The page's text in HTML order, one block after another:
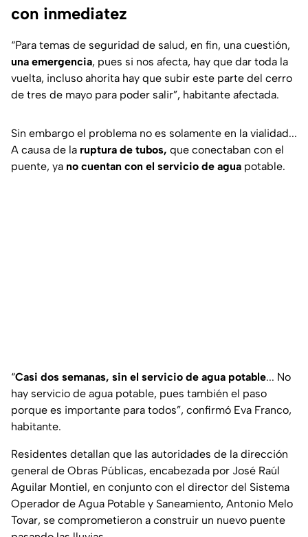
con inmediatez
“Para temas de seguridad de salud, en fin, una cuestión,
una emergencia, pues si nos afecta, hay que dar toda la
vuelta, incluso ahorita hay que subir este parte del cerro
de tres de mayo para poder salir”, habitante afectada.
Sin embargo el problema no es solamente en la vialidad...
A causa de la ruptura de tubos, que conectaban con el
puente, ya no cuentan con el servicio de agua potable.
“Casi dos semanas, sin el servicio de agua potable... No
hay servicio de agua potable, pues también el paso
porque es importante para todos”, confirmó Eva Franco,
habitante.
Residentes detallan que las autoridades de la dirección
general de Obras Públicas, encabezada por José Raúl
Aguilar Montiel, en conjunto con el director del Sistema
Operador de Agua Potable y Saneamiento, Antonio Melo
Tovar, se comprometieron a construir un nuevo puente